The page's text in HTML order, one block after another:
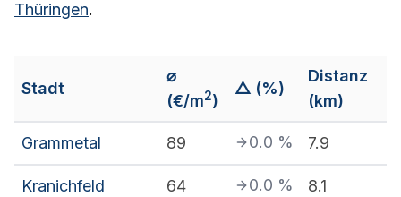
Thüringen.
Stadt
⌀
(€/m2)
△ (%)
Distanz
(km)
Grammetal 89 0.0 % 7.9
Kranichfeld 64 0.0 % 8.1